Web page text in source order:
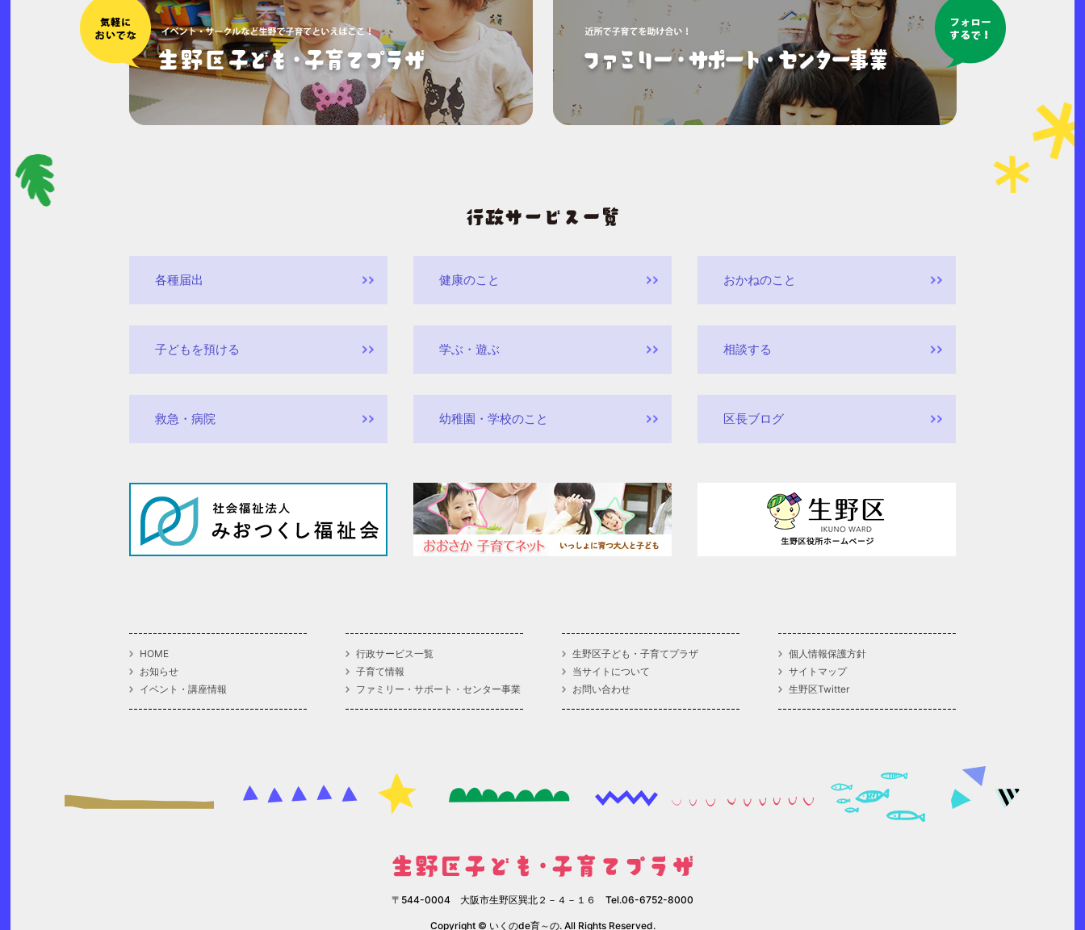
各種届出 健康のこと おかねのこと
子どもを預ける 学ぶ・遊ぶ 相談する
救急・病院 幼稚園・学校のこと 区長ブログ
HOME
お知らせ
イベント・講座情報
行政サービス一覧
子育て情報
ファミリー・サポート・センター事業
生野区子ども・子育てプラザ
当サイトについて
お問い合わせ
個人情報保護方針
サイトマップ
生野区Twitter
〒544-0004 大阪市生野区巽北２－４－１６ Tel.06-6752-8000
Copyright © いくのde育～の. All Rights Reserved.